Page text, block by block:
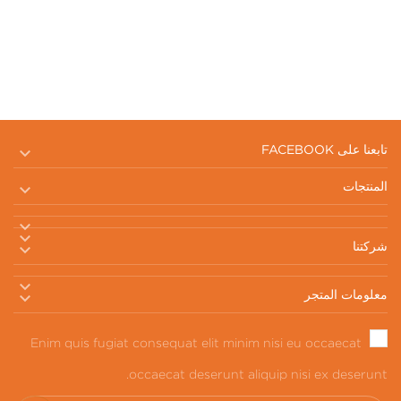
تابعنا على FACEBOOK 
المنتجات


 شركتنا


معلومات المتجر 
Enim quis fugiat consequat elit minim nisi eu occaecat
occaecat deserunt aliquip nisi ex deserunt.